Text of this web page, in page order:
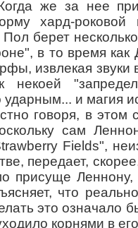
же за нее
хард-роковой
берет
в то время
извлекая
некоей
и магия
в этом
сам
Fields",
передает,
присуще Леннону,
что
это означало
корнями в